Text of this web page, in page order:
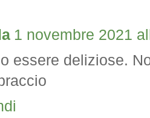
1 novembre 2021
essere deliziose.